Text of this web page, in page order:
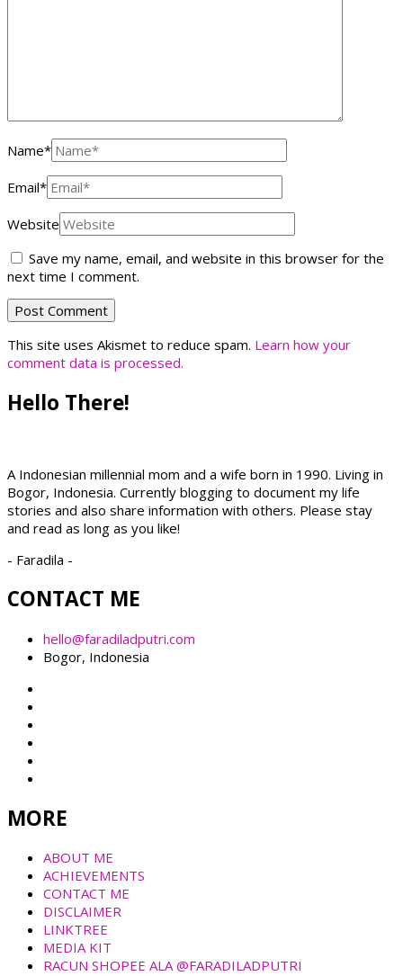
Name*
Email*
Website
Save my name, email, and website in this browser for the
next time I comment.
This site uses Akismet to reduce spam. Learn how your
comment data is processed.
Hello There!
A Indonesian millennial mom and a wife born in 1990. Living in
Bogor, Indonesia. Currently blogging to document my life
stories and also share information with others. Please stay
and read as long as you like!
- Faradila -
CONTACT ME
hello@faradiladputri.com
Bogor, Indonesia
MORE
ABOUT ME
ACHIEVEMENTS
CONTACT ME
DISCLAIMER
LINKTREE
MEDIA KIT
RACUN SHOPEE ALA @FARADILADPUTRI